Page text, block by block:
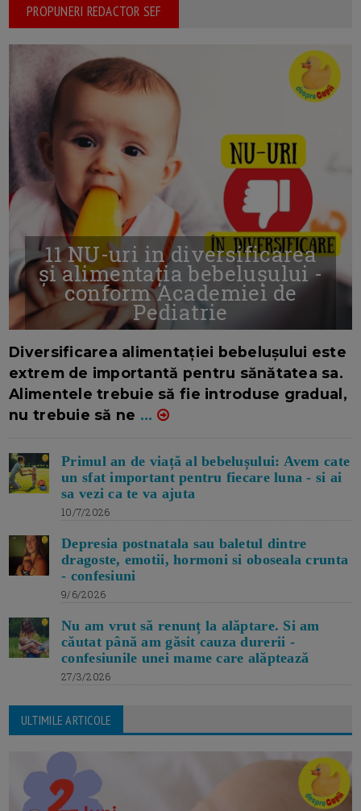
PROPUNERI REDACTOR SEF
11 NU-uri in diversificarea
și alimentația bebelușului -
conform Academiei de
Pediatrie
Diversificarea alimentației bebelușului este
extrem de importantă pentru sănătatea sa.
Alimentele trebuie să fie introduse gradual,
nu trebuie să ne ...
Primul an de viață al bebelușului: Avem cate
un sfat important pentru fiecare luna - si ai
sa vezi ca te va ajuta
10/7/2026
Depresia postnatala sau baletul dintre
dragoste, emotii, hormoni si oboseala crunta
- confesiuni
9/6/2026
Nu am vrut să renunț la alăptare. Si am
căutat până am găsit cauza durerii -
confesiunile unei mame care alăptează
27/3/2026
ULTIMILE ARTICOLE